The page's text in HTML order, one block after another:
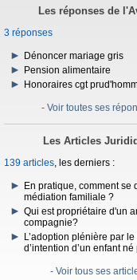
Les réponses de
3 réponses
Dénoncer mariage gris
Pension alimentaire
Honoraires cgt
- Voir toutes ses
Les Articles
139 articles, les derniers :
En pratique, comment se
médiation familiale ?
Qui est propriétaire d'un
compagnie?
L’adoption plénière par
d’intention d’un enfant
- Voir tous ses